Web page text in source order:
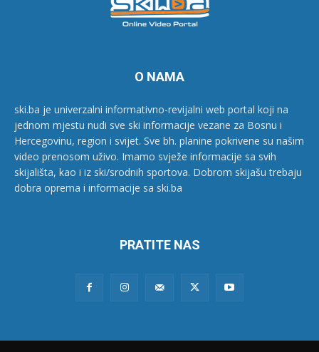
O NAMA
ski.ba je univerzalni informativno-revijalni web portal koji na
jednom mjestu nudi sve ski informacije vezane za Bosnu i
Hercegovinu, region i svijet. Sve bh. planine pokrivene su našim
video prenosom uživo. Imamo svježe informacije sa svih
skijališta, kao i iz ski/srodnih sportova. Dobrom skijašu trebaju
dobra oprema i informacije sa ski.ba
PRATITE NAS